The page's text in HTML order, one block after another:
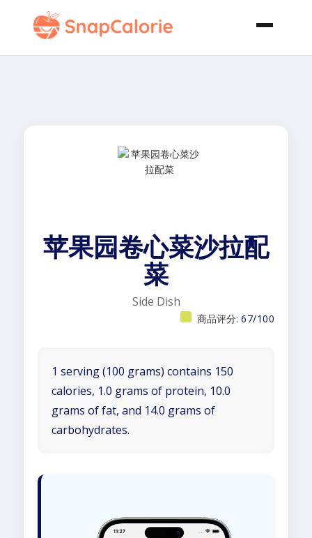
苹果园卷心菜沙拉配
菜
Side Dish
商品评分: 67/100
1 serving (100 grams) contains 150
calories, 1.0 grams of protein, 10.0
grams of fat, and 14.0 grams of
carbohydrates.